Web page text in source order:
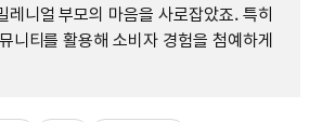
레니얼 부모의 마음을 사로잡았죠. 특히
니티를 활용해 소비자 경험을 첨예하게